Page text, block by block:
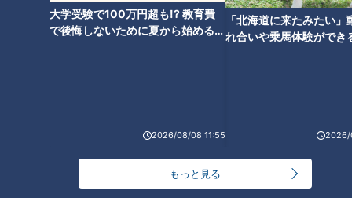
大学受験で100万円超も!? 教育費
で後悔しないために夏から始めるお
2026/08/08 11:55
「北海道に来たみたい」
れ合いや乗馬体験ができ
2026/
もっと見る
バレー界の“二刀流” きっかけは10年前の熊本地震
｢当たり前じゃなかった｣ オフシーズンゼロの過酷
スケジュール 異例の道を進むワケ【アジア大会 愛
2026/08/08 13:00
身被害は東海地方で今シーズン初めて 岐阜県高山
市
2026/08/07 21:20